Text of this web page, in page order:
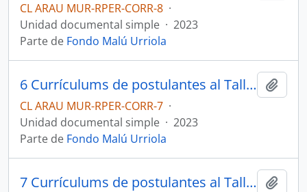
CL ARAU MUR-RPER-CORR-8 ·
Unidad documental simple · 2023
Parte de Fondo Malú Urriola
6 Currículums de postulantes al Taller de Poesía enviado por Fundación Pablo Neruda a Malú Urriola
CL ARAU MUR-RPER-CORR-7 ·
Unidad documental simple · 2023
Parte de Fondo Malú Urriola
7 Currículums de postulantes al Taller de Poesía enviado por Fundación Pablo Neruda a Malú Urriola